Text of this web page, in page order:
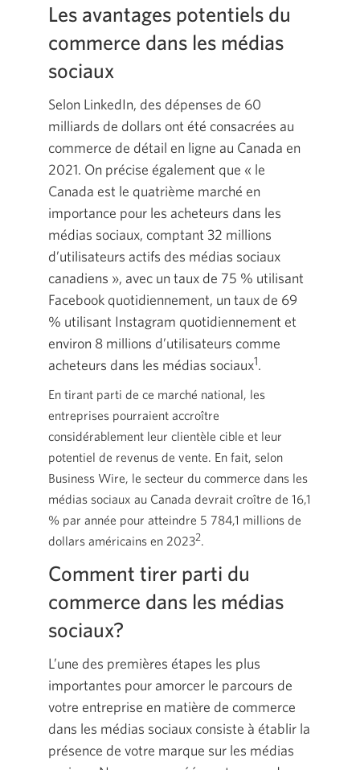
Les avantages potentiels du
commerce dans les médias
sociaux
Selon LinkedIn, des dépenses de 60
milliards de dollars ont été consacrées au
commerce de détail en ligne au Canada en
2021. On précise également que « le
Canada est le quatrième marché en
importance pour les acheteurs dans les
médias sociaux, comptant 32 millions
d’utilisateurs actifs des médias sociaux
canadiens », avec un taux de 75 % utilisant
Facebook quotidiennement, un taux de 69
% utilisant Instagram quotidiennement et
environ 8 millions d’utilisateurs comme
acheteurs dans les médias sociaux1.
En tirant parti de ce marché national, les
entreprises pourraient accroître
considérablement leur clientèle cible et leur
potentiel de revenus de vente. En fait, selon
Business Wire, le secteur du commerce dans les
médias sociaux au Canada devrait croître de 16,1
% par année pour atteindre 5 784,1 millions de
dollars américains en 20232
Comment tirer parti du
commerce dans les médias
sociaux?
L’une des premières étapes les plus
importantes pour amorcer le parcours de
votre entreprise en matière de commerce
dans les médias sociaux consiste à établir la
présence de votre marque sur les médias